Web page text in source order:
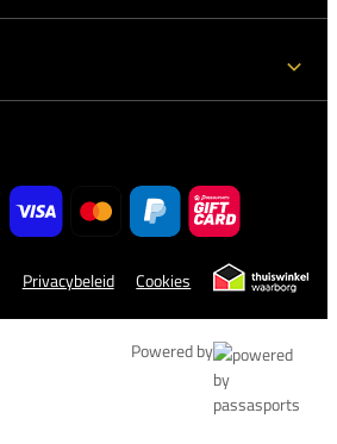
Privacybeleid Cookies
Powered by